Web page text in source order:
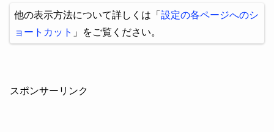
他の表示方法について詳しくは「設定の各ページへのシ
ョートカット 」をご覧ください。
スポンサーリンク